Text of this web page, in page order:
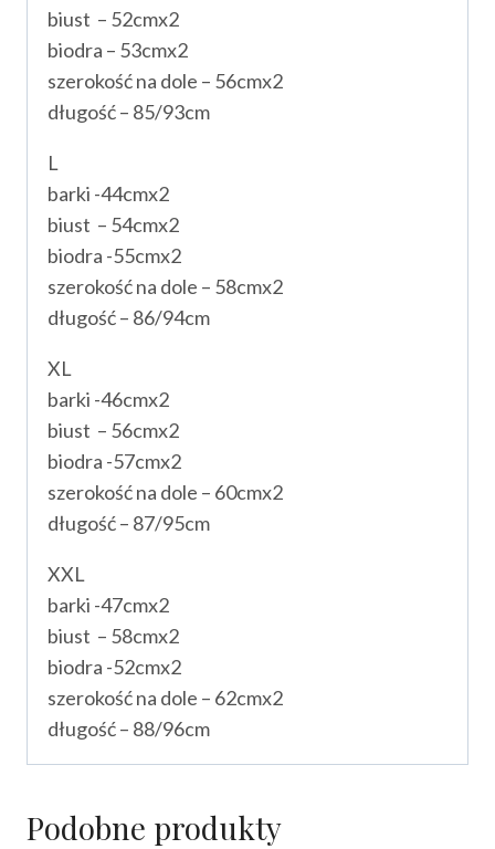
biust – 52cmx2
biodra – 53cmx2
szerokość na dole – 56cmx2
długość – 85/93cm
L
barki -44cmx2
biust – 54cmx2
biodra -55cmx2
szerokość na dole – 58cmx2
długość – 86/94cm
XL
barki -46cmx2
biust – 56cmx2
biodra -57cmx2
szerokość na dole – 60cmx2
długość – 87/95cm
XXL
barki -47cmx2
biust – 58cmx2
biodra -52cmx2
szerokość na dole – 62cmx2
długość – 88/96cm
Podobne produkty